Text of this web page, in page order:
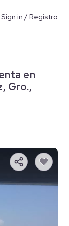
Sign in / Registro
en
Gro.,